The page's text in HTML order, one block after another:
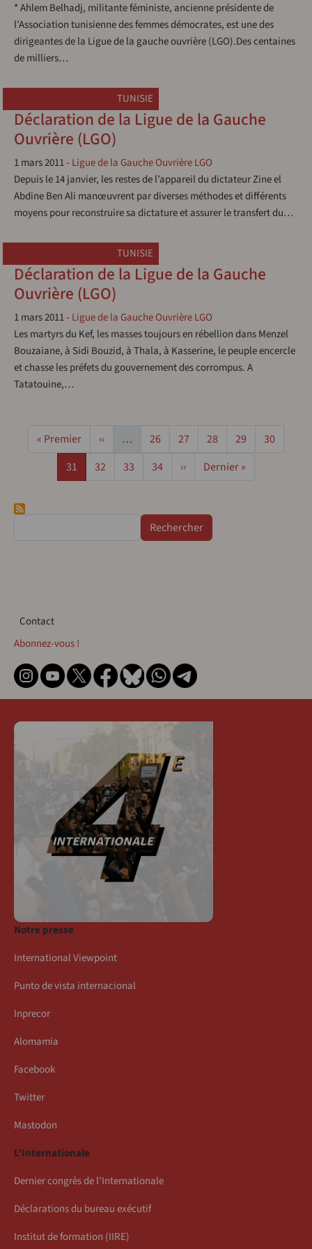
* Ahlem Belhadj, militante féministe, ancienne présidente de
l’Association tunisienne des femmes démocrates, est une des
dirigeantes de la Ligue de la gauche ouvrière (LGO).Des centaines
de milliers…
TUNISIE
Déclaration de la Ligue de la Gauche
Ouvrière (LGO)
1 mars 2011- Ligue de la Gauche Ouvrière LGO
Depuis le 14 janvier, les restes de l’appareil du dictateur Zine el
Abdine Ben Ali manœuvrent par diverses méthodes et différents
moyens pour reconstruire sa dictature et assurer le transfert du…
TUNISIE
Déclaration de la Ligue de la Gauche
Ouvrière (LGO)
1 mars 2011- Ligue de la Gauche Ouvrière LGO
Les martyrs du Kef, les masses toujours en rébellion dans Menzel
Bouzaiane, à Sidi Bouzid, à Thala, à Kasserine, le peuple encercle
et chasse les préfets du gouvernement des corrompus. A
Tatatouine,…
Première page
« Premier Page précédente
‹‹ … Page
26 Page
27 Page
28 Page
29 Page
30
Page
31 Page
32 Page
33 Page
34 Page suivante
›› Dernière page
Dernier »
Contact
Contact
Abonnez-vous !
Notre presse
International Viewpoint
Punto de vista internacional
Inprecor
Alomamia
Facebook
Twitter
Mastodon
L’Internationale
Dernier congrès de l’Internationale
Déclarations du bureau exécutif
Institut de formation (IIRE)